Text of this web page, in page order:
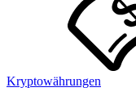
Kryptowährungen